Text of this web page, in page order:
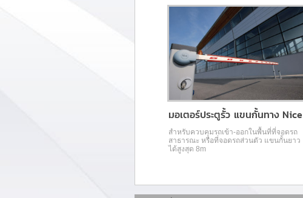
มอเตอร์ประตูรั้ว แขนกั้นทาง Nice
สำหรับควบคุมรถเข้า-ออกในพื้นที่ที่จอดรถ
สาธารณะ หรือที่จอดรถส่วนตัว แขนกั้นยาว
ได้สูงสุด 8m